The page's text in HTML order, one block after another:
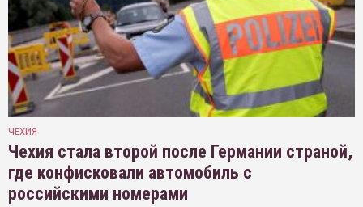
ЧЕХИЯ
Чехия стала второй после Германии страной,
где конфисковали автомобиль с
российскими номерами